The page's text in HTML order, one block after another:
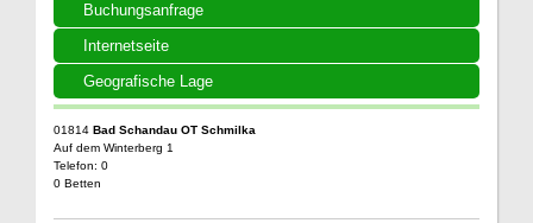
Buchungsanfrage
Internetseite
Geografische Lage
01814 Bad Schandau OT Schmilka
Auf dem Winterberg 1
Telefon: 0
0 Betten